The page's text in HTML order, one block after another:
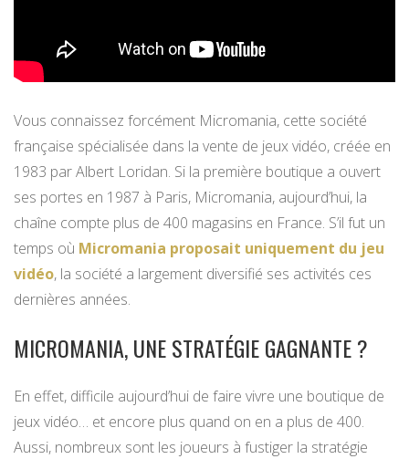
Vous connaissez forcément Micromania, cette société
française spécialisée dans la vente de jeux vidéo, créée en
1983 par Albert Loridan. Si la première boutique a ouvert
ses portes en 1987 à Paris, Micromania, aujourd’hui, la
chaîne compte plus de 400 magasins en France. S’il fut un
temps où Micromania proposait uniquement du jeu
vidéo, la société a largement diversifié ses activités ces
dernières années.
MICROMANIA, UNE STRATÉGIE GAGNANTE ?
En effet, difficile aujourd’hui de faire vivre une boutique de
jeux vidéo… et encore plus quand on en a plus de 400.
Aussi, nombreux sont les joueurs à fustiger la stratégie